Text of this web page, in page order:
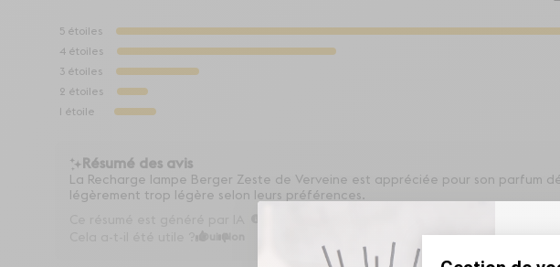
5 étoiles
4 étoiles
3 étoiles
2 étoiles
1 étoile
Résumé des avis
La Recharge lampe Berger Zeste de Verveine est appréciée pour son
légèrement trop légère selon leurs préférences.